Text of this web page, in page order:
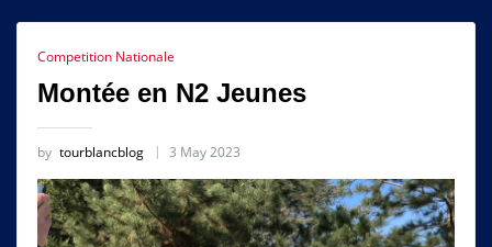
Competition Nationale
Montée en N2 Jeunes
by tourblancblog 3 May 2023